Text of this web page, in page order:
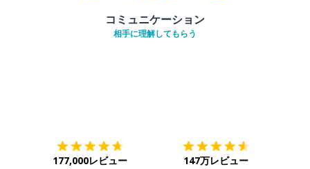
コミュニケーション
相手に理解してもらう
177,000レビュー 147万レビュー